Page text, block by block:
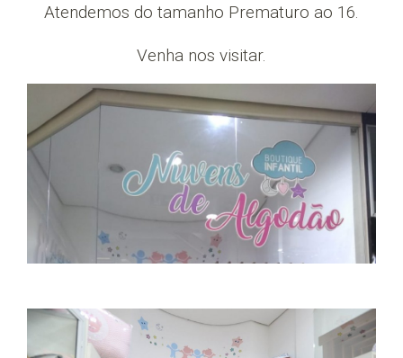
Atendemos do tamanho Prematuro ao 16.
Venha nos visitar.